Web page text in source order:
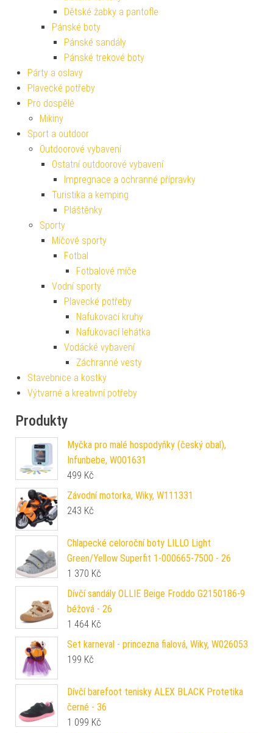
Dětské žabky a pantofle
Pánské boty
Pánské sandály
Pánské trekové boty
Párty a oslavy
Plavecké potřeby
Pro dospělé
Mikiny
Sport a outdoor
Outdoorové vybavení
Ostatní outdoorové vybavení
Impregnace a ochranné přípravky
Turistika a kemping
Pláštěnky
Sporty
Míčové sporty
Fotbal
Fotbalové míče
Vodní sporty
Plavecké potřeby
Nafukovací kruhy
Nafukovací lehátka
Vodácké vybavení
Záchranné vesty
Stavebnice a kostky
Výtvarné a kreativní potřeby
Produkty
Myčka pro malé hospodyňky (český obal),
Infunbebe, W001631
499 Kč
Závodní motorka, Wiky, W111331
243 Kč
Chlapecké celoroční boty LILLO Light
Green/Yellow Superfit 1-000665-7500 - 26
1 370 Kč
Dívčí sandály OLLIE Beige Froddo G2150186-9
béžová - 26
1 464 Kč
Set karneval - princezna fialová, Wiky, W026053
199 Kč
Dívčí barefoot tenisky ALEX BLACK Protetika
černé - 36
1 099 Kč